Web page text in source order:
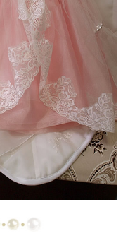
フのポーチ＆ク
ースカートのツ
お宮参りケープ
ボンのベビード
リボンのベビ